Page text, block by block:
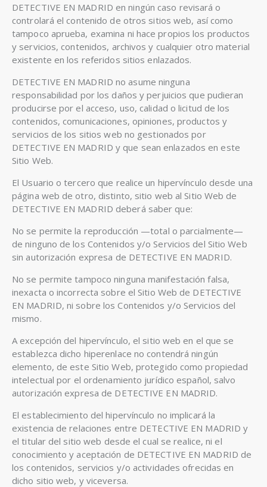
DETECTIVE EN MADRID en ningún caso revisará o
controlará el contenido de otros sitios web, así como
tampoco aprueba, examina ni hace propios los productos
y servicios, contenidos, archivos y cualquier otro material
existente en los referidos sitios enlazados.
DETECTIVE EN MADRID no asume ninguna
responsabilidad por los daños y perjuicios que pudieran
producirse por el acceso, uso, calidad o licitud de los
contenidos, comunicaciones, opiniones, productos y
servicios de los sitios web no gestionados por
DETECTIVE EN MADRID y que sean enlazados en este
Sitio Web.
El Usuario o tercero que realice un hipervínculo desde una
página web de otro, distinto, sitio web al Sitio Web de
DETECTIVE EN MADRID deberá saber que:
No se permite la reproducción —total o parcialmente—
de ninguno de los Contenidos y/o Servicios del Sitio Web
sin autorización expresa de DETECTIVE EN MADRID.
No se permite tampoco ninguna manifestación falsa,
inexacta o incorrecta sobre el Sitio Web de DETECTIVE
EN MADRID, ni sobre los Contenidos y/o Servicios del
mismo.
A excepción del hipervínculo, el sitio web en el que se
establezca dicho hiperenlace no contendrá ningún
elemento, de este Sitio Web, protegido como propiedad
intelectual por el ordenamiento jurídico español, salvo
autorización expresa de DETECTIVE EN MADRID.
El establecimiento del hipervínculo no implicará la
existencia de relaciones entre DETECTIVE EN MADRID y
el titular del sitio web desde el cual se realice, ni el
conocimiento y aceptación de DETECTIVE EN MADRID de
los contenidos, servicios y/o actividades ofrecidas en
dicho sitio web, y viceversa.